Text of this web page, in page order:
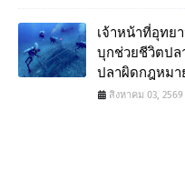
เจ้าหน้าที่อุทย
บุกช่วยชีวิตปล
ปลาผิดกฎหมา
สิงหาคม 03, 2569